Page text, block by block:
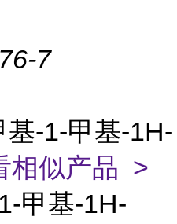
7
基-1-甲基-1H-
相似产品 >
甲基-1H-